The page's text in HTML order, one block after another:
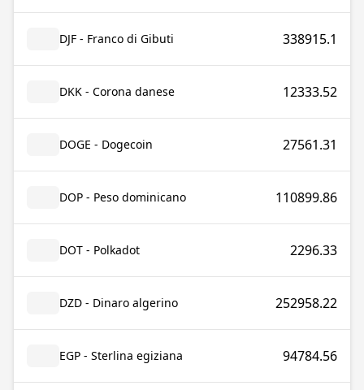
DJF - Franco di Gibuti 338915.1
DKK - Corona danese 12333.52
DOGE - Dogecoin 27561.31
DOP - Peso dominicano 110899.86
DOT - Polkadot 2296.33
DZD - Dinaro algerino 252958.22
EGP - Sterlina egiziana 94784.56